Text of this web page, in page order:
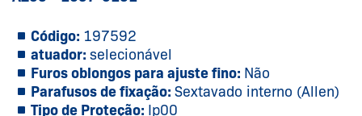
Código: 197592
atuador: selecionável
Furos oblongos para ajuste fino: Não
Parafusos de fixação: Sextavado interno (Allen)
Tipo de Proteção: Ip00